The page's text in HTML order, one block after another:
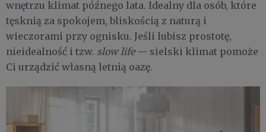
wnętrzu klimat późnego lata. Idealny dla osób, które
tęsknią za spokojem, bliskością z naturą i
wieczorami przy ognisku. Jeśli lubisz prostotę,
nieidealność i tzw. slow life— sielski klimat pomoże
Ci urządzić własną letnią oazę.